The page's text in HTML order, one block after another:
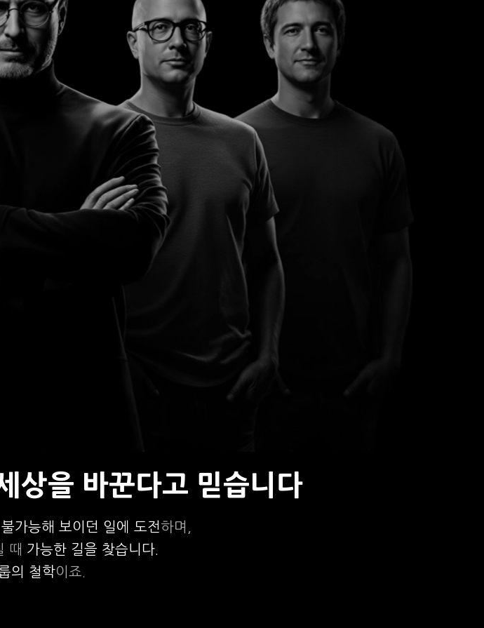
상을 바꾼다고 믿습니다
불가능해 보이던 일에 도전하며,
때 가능한 길을 찾습니다.
의 철학이죠.